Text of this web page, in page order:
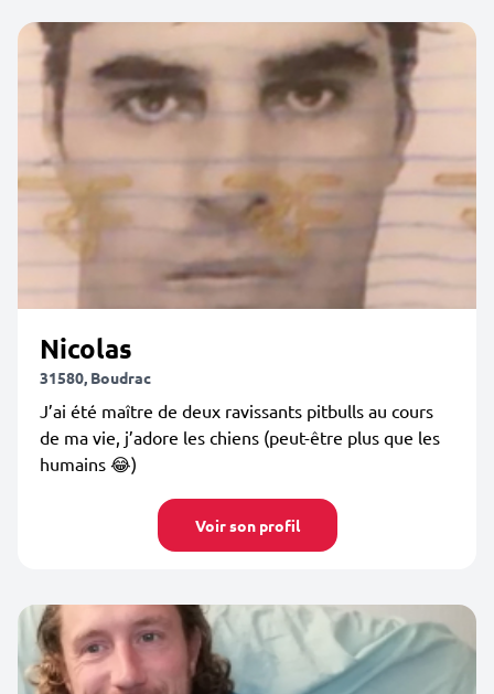
Nicolas
31580, Boudrac
J’ai été maître de deux ravissants pitbulls au cours
de ma vie, j’adore les chiens (peut-être plus que les
humains 😂)
Voir son profil